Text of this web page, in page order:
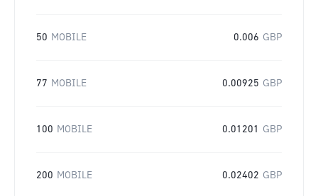
50 MOBILE 0.006 GBP
77 MOBILE 0.00925 GBP
100 MOBILE 0.01201 GBP
200 MOBILE 0.02402 GBP